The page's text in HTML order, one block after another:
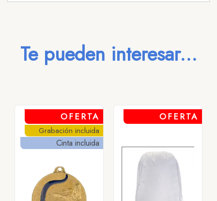
Te pueden interesar...
OFERTA
Grabación incluida
Cinta incluida
OFERTA